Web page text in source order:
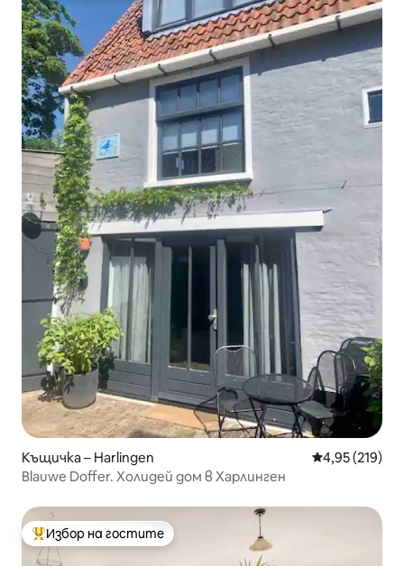
Къщичка – Harlingen Средна
4,95 (219)
Blauwe Doffer. Холидей дом в Харлинген
Най-популярен избор на гостите
Избор на гостите